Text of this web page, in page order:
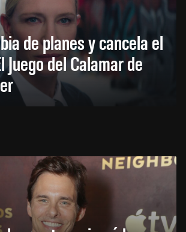
de planes y cancela el
Juego del Calamar de